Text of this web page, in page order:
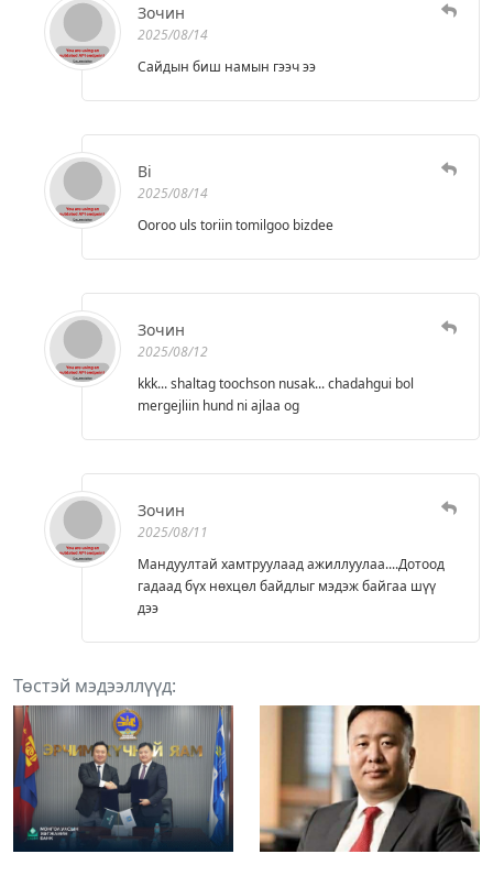
Зочин
2025/08/14
Сайдын биш намын гээч ээ
Bi
2025/08/14
Ooroo uls toriin tomilgoo bizdee
Зочин
2025/08/12
kkk... shaltag toochson nusak... chadahgui bol
mergejliin hund ni ajlaa og
Зочин
2025/08/11
Мандуултай хамтруулаад ажиллуулаа....Дотоод
гадаад бүх нөхцөл байдлыг мэдэж байгаа шүү
дээ
Төстэй мэдээллүүд: